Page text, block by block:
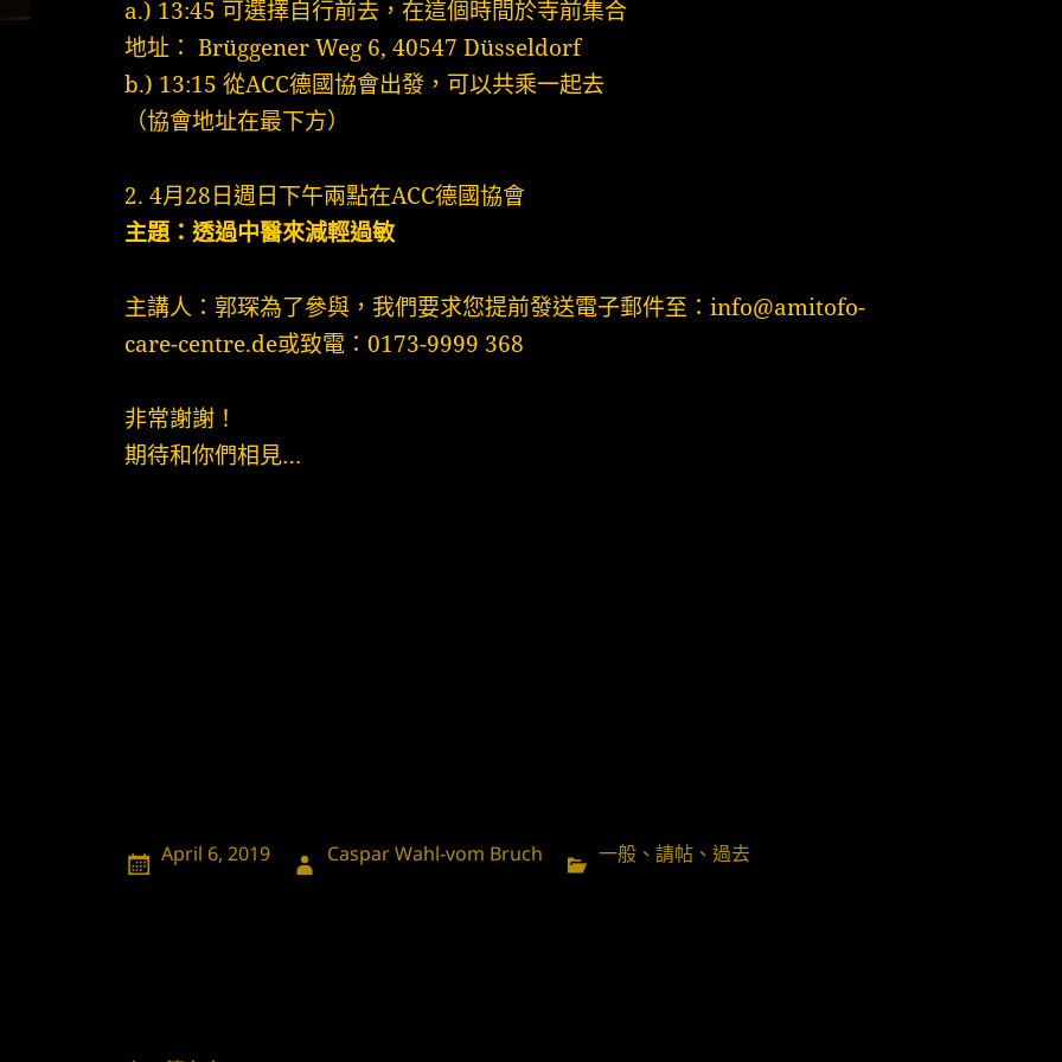
a.) 13:45 可選擇自行前去，在這個時間於寺前集合
地址： Brüggener Weg 6, 40547 Düsseldorf
b.) 13:15 從ACC德國協會出發，可以共乘一起去
（協會地址在最下方）
2. 4月28日週日下午兩點在ACC德國協會
主題：透過中醫來減輕過敏
主講人：郭琛為了參與，我們要求您提前發送電子郵件至：info@amitofo-
care-centre.de或致電：0173-9999 368
非常謝謝！
期待和你們相見…
發
April 6, 2019
作
Caspar Wahl-vom Bruch
分
一般、 請帖、 過去